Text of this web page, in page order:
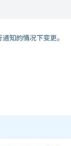
知的情况下变更。